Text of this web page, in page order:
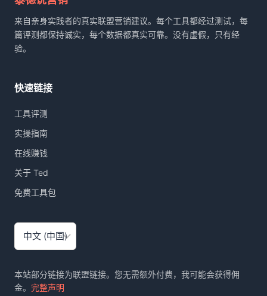
来自亲身实践者的真实联盟营销建议。每个工具都经过测试，每
篇评测都保持诚实，每个数据都真实可靠。没有虚假，只有经
验。
快速链接
工具评测
实操指南
在线赚钱
关于 Ted
免费工具包
选
言
本站部分链接为联盟链接。您无需额外付费，我可能会获得佣
金。 完整声明